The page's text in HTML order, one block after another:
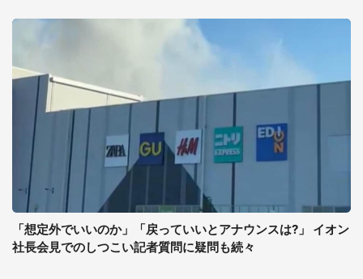
「想定外でいいのか」「戻っていいとアナウンスは?」 イオン
社長会見でのしつこい記者質問に疑問も続々